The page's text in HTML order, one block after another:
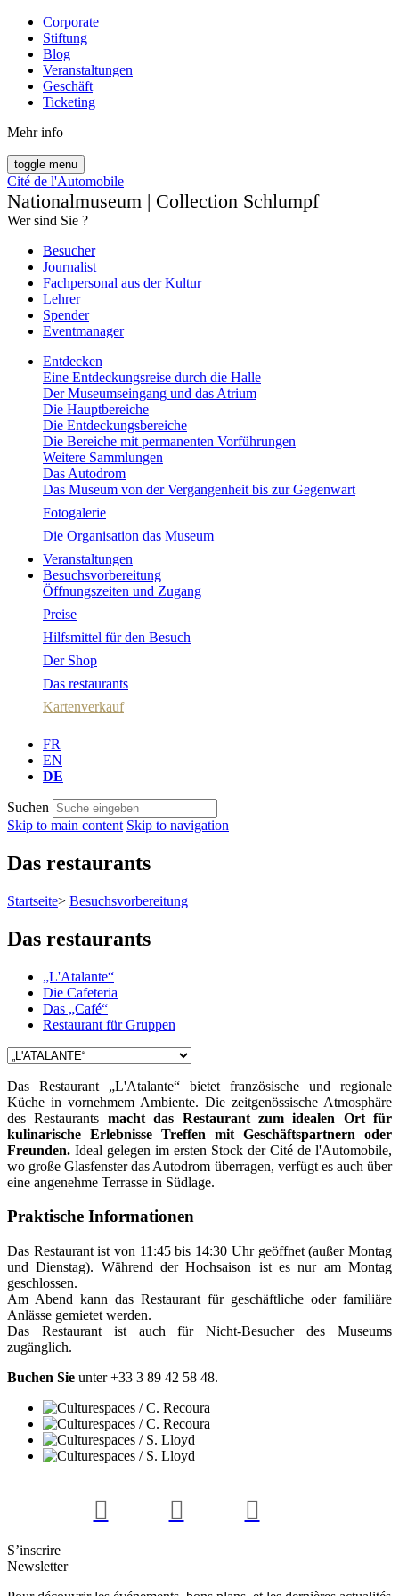
Corporate
Stiftung
Blog
Veranstaltungen
Geschäft
Ticketing
Mehr info
toggle menu
Cité de l'Automobile
Nationalmuseum | Collection Schlumpf
Wer sind Sie ?
Besucher
Journalist
Fachpersonal aus der Kultur
Lehrer
Spender
Eventmanager
Entdecken
Eine Entdeckungsreise durch die Halle
Der Museumseingang und das Atrium
Die Hauptbereiche
Die Entdeckungsbereiche
Die Bereiche mit permanenten Vorführungen
Weitere Sammlungen
Das Autodrom
Das Museum von der Vergangenheit bis zur Gegenwart
Fotogalerie
Die Organisation das Museum
Veranstaltungen
Besuchsvorbereitung
Öffnungszeiten und Zugang
Preise
Hilfsmittel für den Besuch
Der Shop
Das restaurants
Kartenverkauf
FR
EN
DE
Suchen
Skip to main content Skip to navigation
Das restaurants
Startseite> Besuchsvorbereitung
Das restaurants
„L'Atalante“
Die Cafeteria
Das „Café“
Restaurant für Gruppen
Das Restaurant „L'Atalante“ bietet französische und regionale
Küche in vornehmem Ambiente. Die zeitgenössische Atmosphäre
des Restaurants macht das Restaurant zum idealen Ort für
kulinarische Erlebnisse Treffen mit Geschäftspartnern oder
Freunden. Ideal gelegen im ersten Stock der Cité de l'Automobile,
wo große Glasfenster das Autodrom überragen, verfügt es auch über
eine angenehme Terrasse in Südlage.
Praktische Informationen
Das Restaurant ist von 11:45 bis 14:30 Uhr geöffnet (außer Montag
und Dienstag). Während der Hochsaison ist es nur am Montag
geschlossen.
Am Abend kann das Restaurant für geschäftliche oder familiäre
Anlässe gemietet werden.
Das Restaurant ist auch für Nicht-Besucher des Museums
zugänglich.
Buchen Sie unter +33 3 89 42 58 48.
S’inscrire
Newsletter